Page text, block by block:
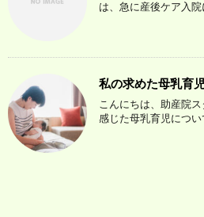
は、急に産後ケア入
私の求めた母乳育
こんにちは、助産院
感じた母乳育児につ